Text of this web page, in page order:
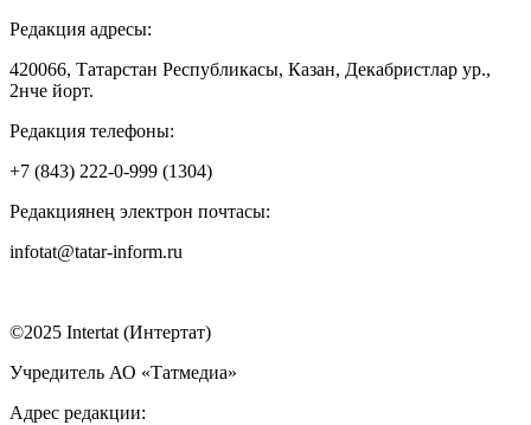
Редакция адресы:
420066, Татарстан Республикасы, Казан, Декабристлар ур.,
2нче йорт.
Редакция телефоны:
+7 (843) 222-0-999 (1304)
Редакциянең электрон почтасы:
infotat@tatar-inform.ru
©2025 Intertat (Интертат)
Учредитель АО «Татмедиа»
Адрес редакции: